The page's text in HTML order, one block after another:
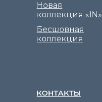
КОНТАКТЫ
Бесшовная
коллекция
Новая
коллекция «IN»